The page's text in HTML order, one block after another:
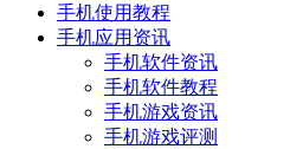
手机使用教程
手机应用资讯
手机软件资讯
手机软件教程
手机游戏资讯
手机游戏评测